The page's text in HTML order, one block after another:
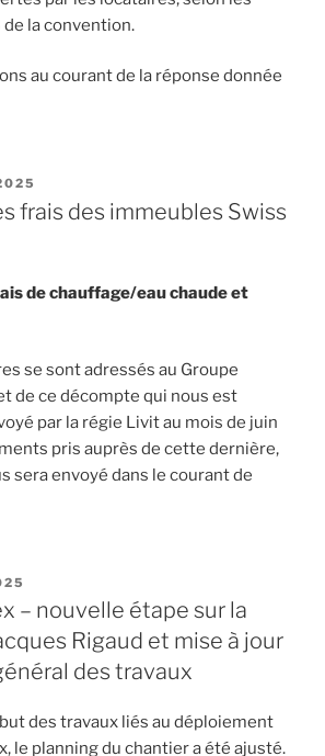
la convention.
au courant de la réponse donnée
frais des immeubles Swiss
de chauffage/eau chaude et
se sont adressés au Groupe
de ce décompte qui nous est
par la régie Livit au mois de juin
pris auprès de cette dernière,
sera envoyé dans le courant de
– nouvelle étape sur la
Rigaud et mise à jour
des travaux
des travaux liés au déploiement
le planning du chantier a été ajusté.